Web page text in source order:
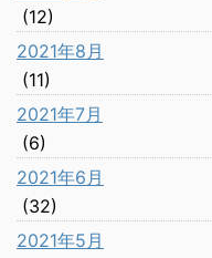
(12)
2021年8月
(11)
2021年7月
(6)
2021年6月
(32)
2021年5月